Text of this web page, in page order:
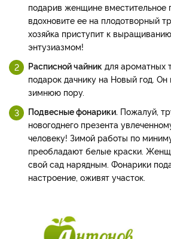
подарив женщине вместительное
вдохновите ее на плодотворный
хозяйка приступит к
энтузиазмом!
Расписной чайник для ароматных
подарок дачнику на Новый год.
зимнюю пору.
Подвесные фонарики. Пожалуй,
новогоднего презента
человеку! Зимой работы по
преобладают белые краски.
свой сад нарядным. Фонарики
настроение, оживят участок.